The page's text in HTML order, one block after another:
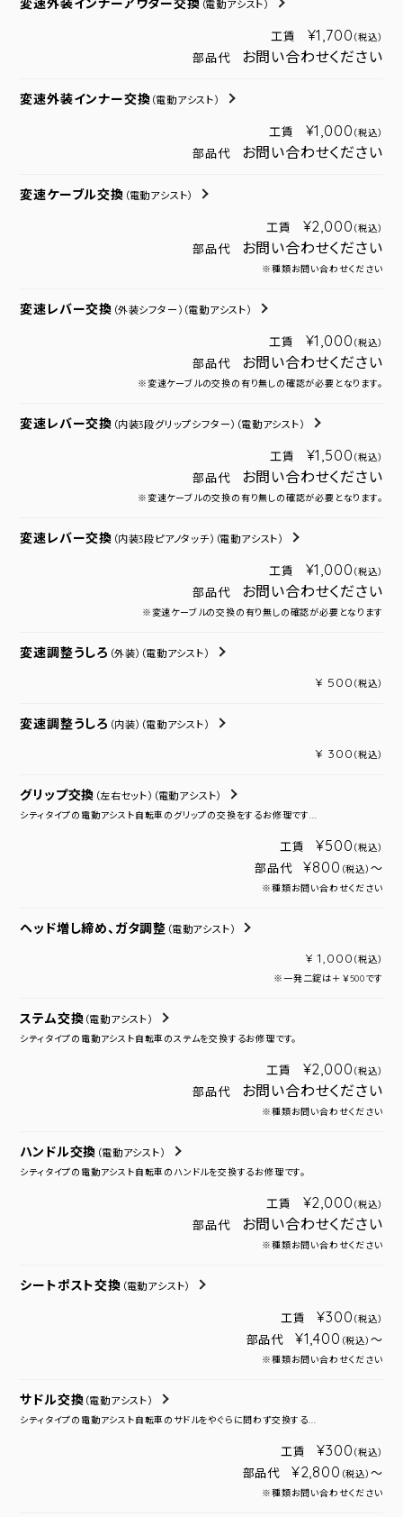
変速外装インナーアウター交換 （電動アシスト）
工賃 ¥1,700 （税込）
部品代 お問い合わせください
変速外装インナー交換 （電動アシスト）
工賃 ¥1,000 （税込）
部品代 お問い合わせください
変速ケーブル交換 （電動アシスト）
工賃 ¥2,000 （税込）
部品代 お問い合わせください
※種類お問い合わせください
変速レバー交換 （外装シフター） （電動アシスト）
工賃 ¥1,000 （税込）
部品代 お問い合わせください
※変速ケーブルの交換の有り無しの確認が必要となります。
変速レバー交換 （内装3段グリップシフター） （電動アシスト）
工賃 ¥1,500 （税込）
部品代 お問い合わせください
※変速ケーブルの交換の有り無しの確認が必要となります。
変速レバー交換 （内装3段ピアノタッチ） （電動アシスト）
工賃 ¥1,000 （税込）
部品代 お問い合わせください
※変速ケーブルの交換の有り無しの確認が必要となります
変速調整うしろ （外装） （電動アシスト）
¥ 500 （税込）
変速調整うしろ （内装） （電動アシスト）
¥ 300 （税込）
グリップ交換 （左右セット） （電動アシスト）
シティタイプの電動アシスト自転車のグリップの交換をするお修理です...
工賃 ¥500 （税込）
部品代 ¥800 （税込） ～
※種類お問い合わせください
ヘッド増し締め、ガタ調整 （電動アシスト）
¥ 1,000 （税込）
※一発二錠は＋￥500です
ステム交換 （電動アシスト）
シティタイプの電動アシスト自転車のステムを交換するお修理です。
工賃 ¥2,000 （税込）
部品代 お問い合わせください
※種類お問い合わせください
ハンドル交換 （電動アシスト）
シティタイプの電動アシスト自転車のハンドルを交換するお修理です。
工賃 ¥2,000 （税込）
部品代 お問い合わせください
※種類お問い合わせください
シートポスト交換 （電動アシスト）
工賃 ¥300 （税込）
部品代 ¥1,400 （税込） ～
※種類お問い合わせください
サドル交換 （電動アシスト）
シティタイプの電動アシスト自転車のサドルをやぐらに問わず交換する...
工賃 ¥300 （税込）
部品代 ¥2,800 （税込） ～
※種類お問い合わせください